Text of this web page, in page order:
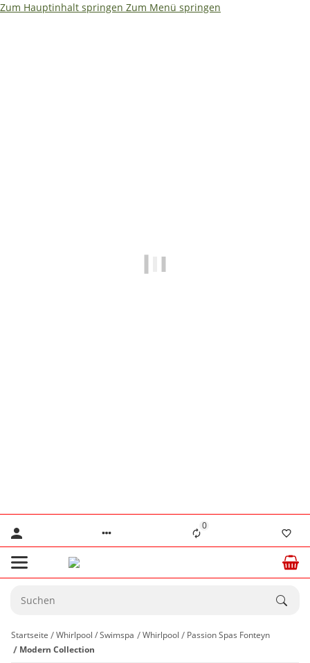
Zum Hauptinhalt springen Zum Menü springen
🔧 Technische Hilfe (Mo–Fr · 09:00–14:00
0
Startseite Whirlpool / Swimspa Whirlpool
Passion Spas Fonteyn
Modern Collection